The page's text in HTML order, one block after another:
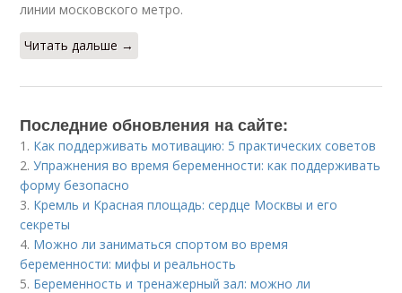
линии московского метро.
Читать дальше →
Последние обновления на сайте:
1. Как поддерживать мотивацию: 5 практических советов
2.Упражнения во время беременности: как поддерживать
форму безопасно
3. Кремль и Красная площадь: сердце Москвы и его
секреты
4. Можно ли заниматься спортом во время
беременности: мифы и реальность
5. Беременность и тренажерный зал: можно ли